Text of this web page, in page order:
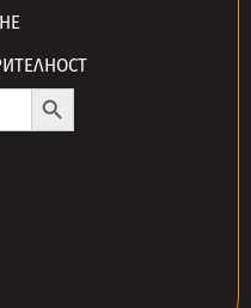
Search Button